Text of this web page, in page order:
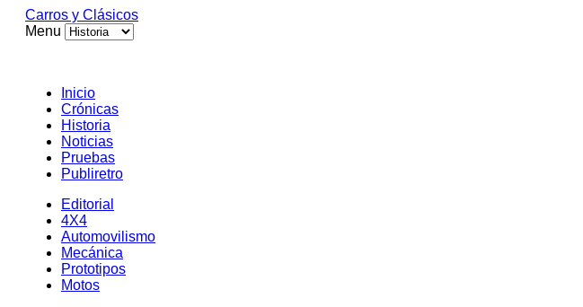
Carros y Clásicos
Menu
Inicio
Crónicas
Historia
Noticias
Pruebas
Publiretro
Editorial
4X4
Automovilismo
Mecánica
Prototipos
Motos